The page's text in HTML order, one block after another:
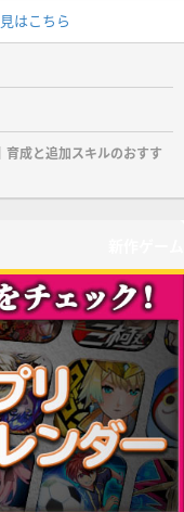
はこちら
成と追加スキルのおすす